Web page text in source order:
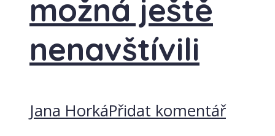
možná ještě
nenavštívili
Jana HorkáPřidat komentář